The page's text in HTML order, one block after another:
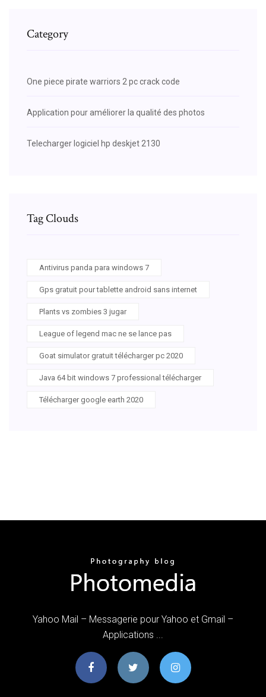
Category
One piece pirate warriors 2 pc crack code
Application pour améliorer la qualité des photos
Telecharger logiciel hp deskjet 2130
Tag Clouds
Antivirus panda para windows 7
Gps gratuit pour tablette android sans internet
Plants vs zombies 3 jugar
League of legend mac ne se lance pas
Goat simulator gratuit télécharger pc 2020
Java 64 bit windows 7 professional télécharger
Télécharger google earth 2020
Yahoo Mail – Messagerie pour Yahoo et Gmail –
Applications ...